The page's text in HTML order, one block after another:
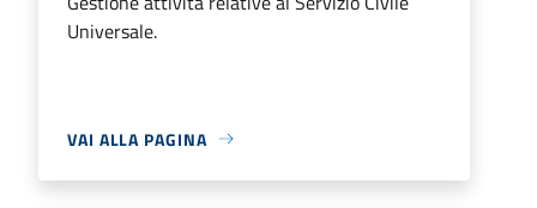
Universale.
VAI ALLA PAGINA